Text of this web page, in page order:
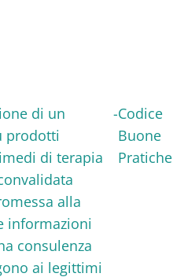
di un
prodotti
di terapia
alla
informazioni
consulenza
ai legittimi
-Codice
Buone
Pratiche